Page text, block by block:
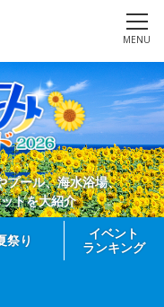
MENU
プール、海水浴場、
トを大紹介
祭り
イベント
ランキング